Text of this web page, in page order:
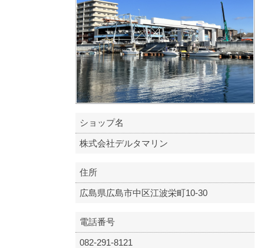
ショップ名
株式会社デルタマリン
住所
広島県広島市中区江波栄町10-30
電話番号
082-291-8121